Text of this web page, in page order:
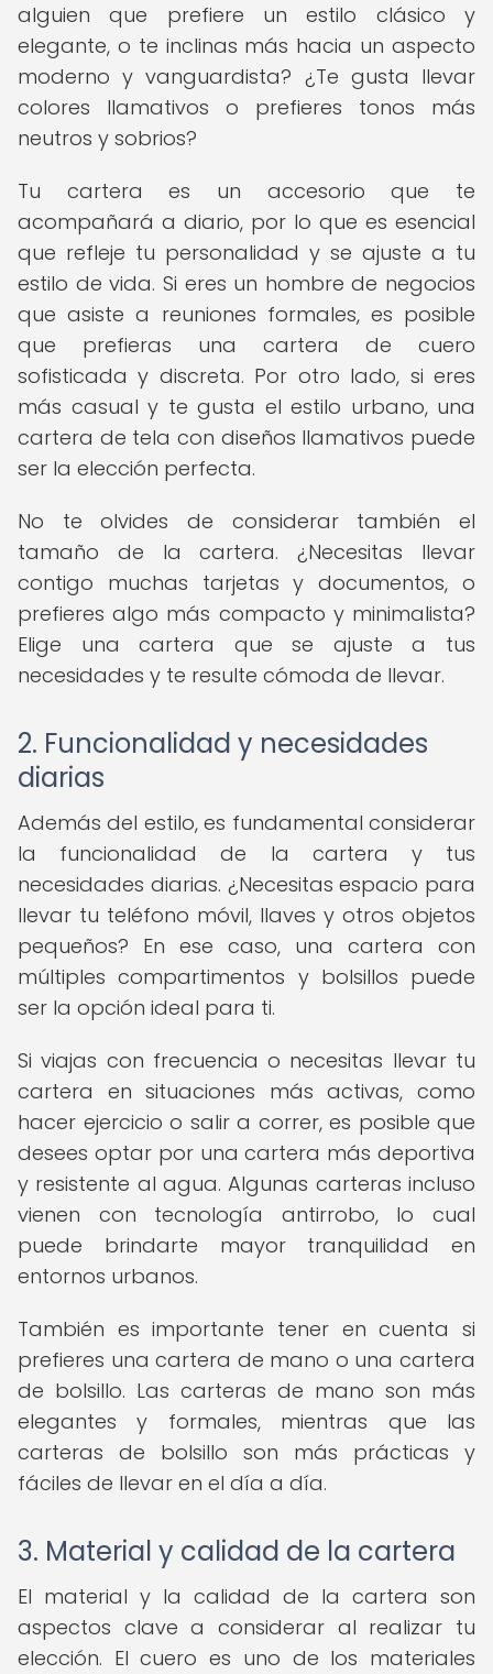
alguien que prefiere un estilo clásico y
elegante, o te inclinas más hacia un aspecto
moderno y vanguardista? ¿Te gusta llevar
colores llamativos o prefieres tonos más
neutros y sobrios?
Tu cartera es un accesorio que te
acompañará a diario, por lo que es esencial
que refleje tu personalidad y se ajuste a tu
estilo de vida. Si eres un hombre de negocios
que asiste a reuniones formales, es posible
que prefieras una cartera de cuero
sofisticada y discreta. Por otro lado, si eres
más casual y te gusta el estilo urbano, una
cartera de tela con diseños llamativos puede
ser la elección perfecta.
No te olvides de considerar también el
tamaño de la cartera. ¿Necesitas llevar
contigo muchas tarjetas y documentos, o
prefieres algo más compacto y minimalista?
Elige una cartera que se ajuste a tus
necesidades y te resulte cómoda de llevar.
2. Funcionalidad y necesidades
diarias
Además del estilo, es fundamental considerar
la funcionalidad de la cartera y tus
necesidades diarias. ¿Necesitas espacio para
llevar tu teléfono móvil, llaves y otros objetos
pequeños? En ese caso, una cartera con
múltiples compartimentos y bolsillos puede
ser la opción ideal para ti.
Si viajas con frecuencia o necesitas llevar tu
cartera en situaciones más activas, como
hacer ejercicio o salir a correr, es posible que
desees optar por una cartera más deportiva
y resistente al agua. Algunas carteras incluso
vienen con tecnología antirrobo, lo cual
puede brindarte mayor tranquilidad en
entornos urbanos.
También es importante tener en cuenta si
prefieres una cartera de mano o una cartera
de bolsillo. Las carteras de mano son más
elegantes y formales, mientras que las
carteras de bolsillo son más prácticas y
fáciles de llevar en el día a día.
3. Material y calidad de la cartera
El material y la calidad de la cartera son
aspectos clave a considerar al realizar tu
elección. El cuero es uno de los materiales